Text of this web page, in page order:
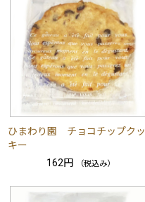
ひまわり園 チョコチップクッ
キー
162円
（税込み）